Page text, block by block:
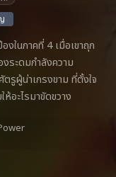
ในภาคที่ 4 เมื่อเขาถุก
ระดมกำลังความ
รูผู้น่าเกรงขาม ที่ตั้งใจ
อะไรมาขัดขวาง